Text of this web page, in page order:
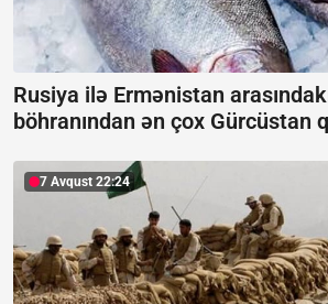
Rusiya ilə Ermənistan
böhranından ən çox Gürcüstan
7 Avqust 22:24